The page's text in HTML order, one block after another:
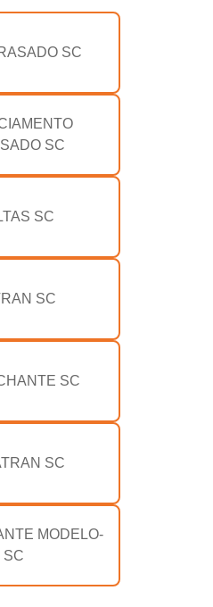
SC
SC
SC
SC
SC
SC
MODELO-
SC